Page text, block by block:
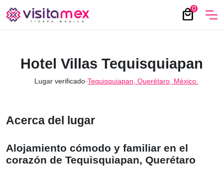
0
local_mall
Hotel Villas Tequisquiapan
Lugar verificado·Tequisquiapan, Querétaro, México.
Acerca del lugar
Alojamiento cómodo y familiar en el
corazón de Tequisquiapan, Querétaro